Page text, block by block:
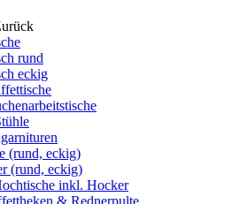
rund
eckig
(rund, eckig)
(rund, eckig)
inkl. Hocker
& Rednerpulte